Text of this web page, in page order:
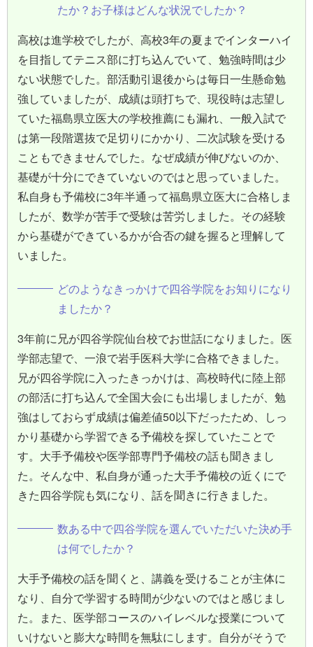
たか？お子様はどんな状況でしたか？
高校は進学校でしたが、高校3年の夏までインターハイ
を目指してテニス部に打ち込んでいて、勉強時間は少
ない状態でした。部活動引退後からは毎日一生懸命勉
強していましたが、成績は頭打ちで、現役時は志望し
ていた福島県立医大の学校推薦にも漏れ、一般入試で
は第一段階選抜で足切りにかかり、二次試験を受ける
こともできませんでした。なぜ成績が伸びないのか、
基礎が十分にできていないのではと思っていました。
私自身も予備校に3年半通って福島県立医大に合格しま
したが、数学が苦手で受験は苦労しました。その経験
から基礎ができているかが合否の鍵を握ると理解して
いました。
どのようなきっかけで四谷学院をお知りになり
ましたか？
3年前に兄が四谷学院仙台校でお世話になりました。医
学部志望で、一浪で岩手医科大学に合格できました。
兄が四谷学院に入ったきっかけは、高校時代に陸上部
の部活に打ち込んで全国大会にも出場しましたが、勉
強はしておらず成績は偏差値50以下だったため、しっ
かり基礎から学習できる予備校を探していたことで
す。大手予備校や医学部専門予備校の話も聞きまし
た。そんな中、私自身が通った大手予備校の近くにで
きた四谷学院も気になり、話を聞きに行きました。
数ある中で四谷学院を選んでいただいた決め手
は何でしたか？
大手予備校の話を聞くと、講義を受けることが主体に
なり、自分で学習する時間が少ないのではと感じまし
た。また、医学部コースのハイレベルな授業について
いけないと膨大な時間を無駄にします。自分がそうで